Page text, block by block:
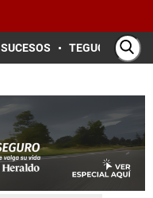
SUCESOS TEGUCIGALPA